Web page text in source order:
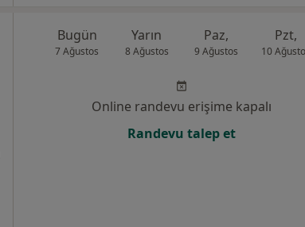
Bugün
7 Ağustos
Yarın
8 Ağustos
Paz,
9 Ağustos
Pzt,
10
Online randevu erişime kapalı
Randevu talep et